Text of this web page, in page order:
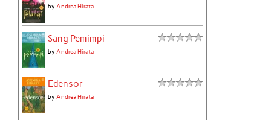
byAndrea Hirata
Sang Pemimpi
byAndrea Hirata
Edensor
byAndrea Hirata